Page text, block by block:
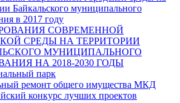
Байкальского муниципального
в 2017 году
СОВРЕМЕННОЙ
СРЕДЫ НА ТЕРРИТОРИИ
МУНИЦИПАЛЬНОГО
НА 2018-2030 ГОДЫ
парк
ремонт общего имущества МКД
конкурс лучших проектов